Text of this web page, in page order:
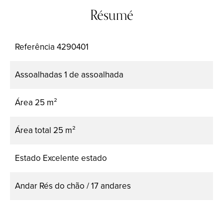
Résumé
Referência 4290401
Assoalhadas 1 de assoalhada
Área 25 m²
Área total 25 m²
Estado Excelente estado
Andar Rés do chão / 17 andares